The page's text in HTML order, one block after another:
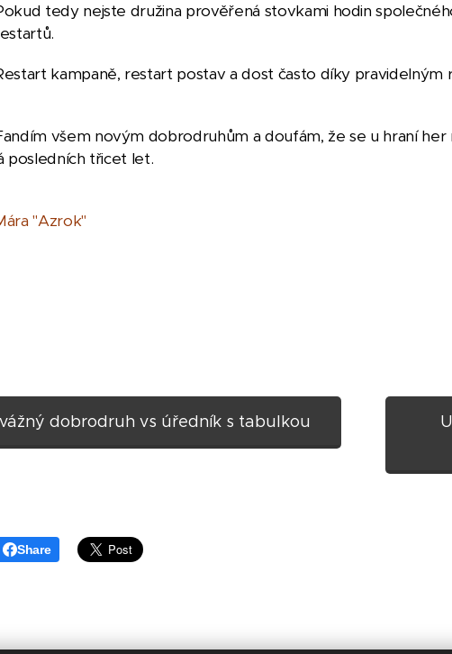
tedy nejste družina prověřená stovkami hodin
kampaně, restart postav a dost často díky pravidelným
všem novým dobrodruhům a doufám, že se u hraní
posledních třicet let.
"Azrok"
dobrodruh vs úředník s tabulkou
Share